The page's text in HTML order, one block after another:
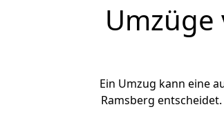
Ein Umzug kann eine
Ramsberg